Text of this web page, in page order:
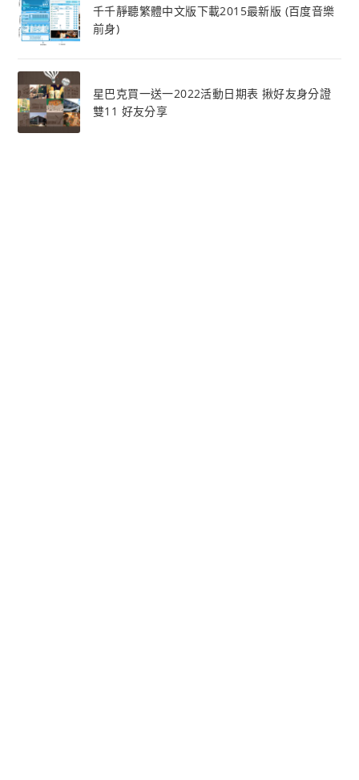
千千靜聽繁體中文版下載2015最新版 (百度音樂
前身)
星巴克買一送一2022活動日期表 揪好友身分證
雙11 好友分享